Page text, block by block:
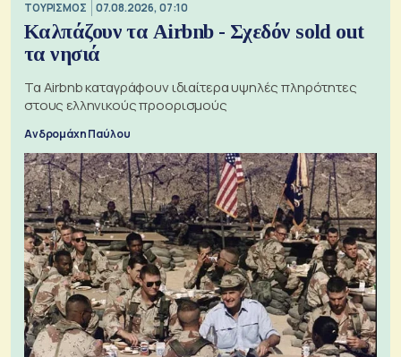
ΤΟΥΡΙΣΜΟΣ 07.08.2026, 07:10
Καλπάζουν τα Airbnb - Σχεδόν sold out
τα νησιά
Τα Airbnb καταγράφουν ιδιαίτερα υψηλές πληρότητες
στους ελληνικούς προορισμούς
Ανδρομάχη Παύλου